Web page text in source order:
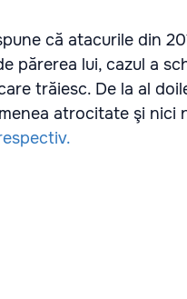
că atacurile din
părerea lui, cazul a
trăiesc. De la al
atrocitate şi nici